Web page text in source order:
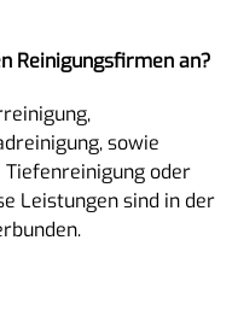
Reinigungsfirmen an?
sowie
oder
Leistungen sind in der